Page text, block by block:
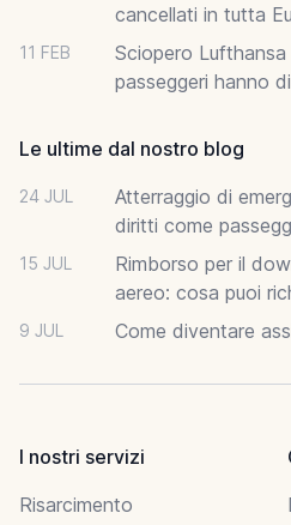
cancellati in tutta
11 FEB
Sciopero
passeggeri hanno
Le ultime dal nostro blog
24 JUL
Atterraggio di
diritti come
15 JUL
Rimborso per il
aereo: cosa puoi
9 JUL Come diventare
I nostri servizi
Risarcimento